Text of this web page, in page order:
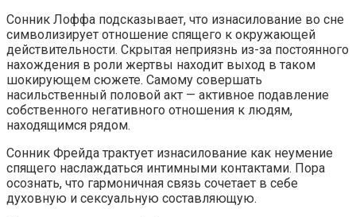
Сонник Лоффа подсказывает, что изнасилование во сне
символизирует отношение спящего к окружающей
действительности. Скрытая неприязнь из-за постоянного
нахождения в роли жертвы находит выход в таком
шокирующем сюжете. Самому совершать
насильственный половой акт — активное подавление
собственного негативного отношения к людям,
находящимся рядом.
Сонник Фрейда трактует изнасилование как неумение
спящего наслаждаться интимными контактами. Пора
осознать, что гармоничная связь сочетает в себе
духовную и сексуальную составляющую.